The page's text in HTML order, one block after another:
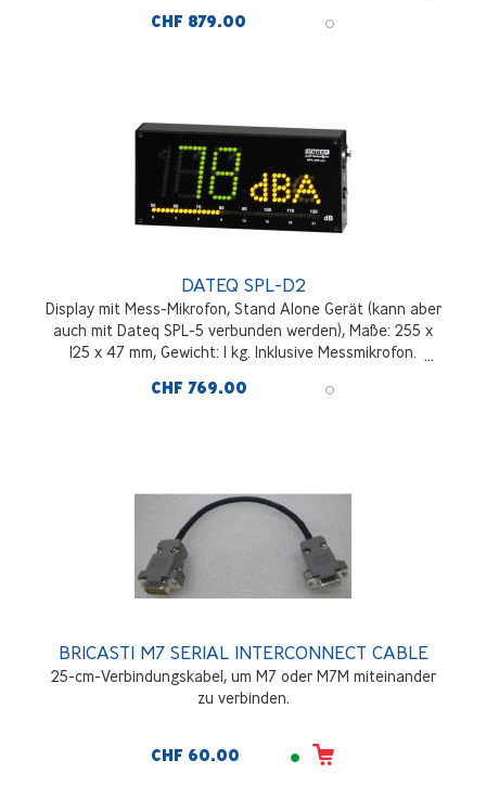
CHF 879.00
DATEQ SPL-D2
Display mit Mess-Mikrofon, Stand Alone Gerät (kann aber
auch mit Dateq SPL-5 verbunden werden), Maße: 255 x
125 x 47 mm, Gewicht: 1 kg. Inklusive Messmikrofon.
CHF 769.00
BRICASTI M7 SERIAL INTERCONNECT CABLE
25-cm-Verbindungskabel, um M7 oder M7M miteinander
zu verbinden.
CHF 60.00